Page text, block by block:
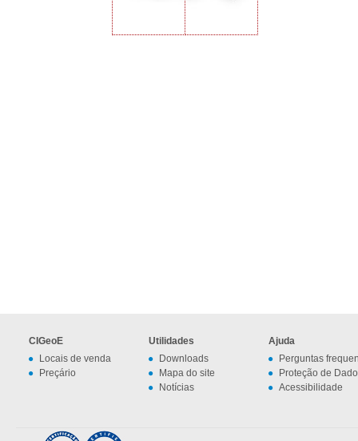
CIGeoE
Locais de venda
Preçário
Utilidades
Downloads
Mapa do site
Notícias
Ajuda
Perguntas
Proteção de
Acessibilidade